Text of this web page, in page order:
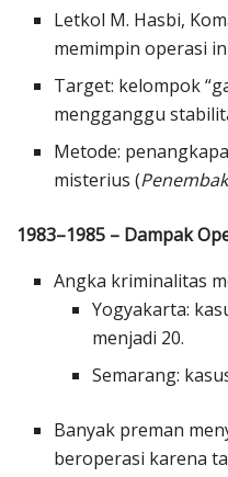
Letkol M. Hasbi,
memimpin operasi
Target: kelompok
mengganggu
Metode:
misterius (
1983–1985 – Dampak
Angka kriminalitas
Yogyakarta:
menjadi 20.
Semarang:
Banyak preman
beroperasi karena